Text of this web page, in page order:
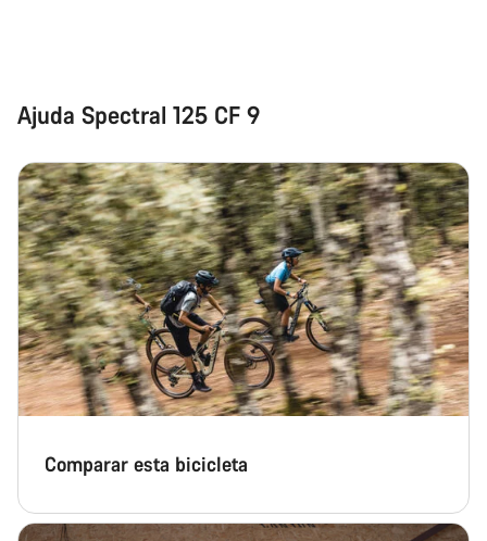
Ajuda Spectral 125 CF 9
Comparar esta bicicleta